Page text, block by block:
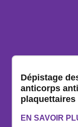
Dépistage
anticorps
plaquettaires
EN SAVOIR